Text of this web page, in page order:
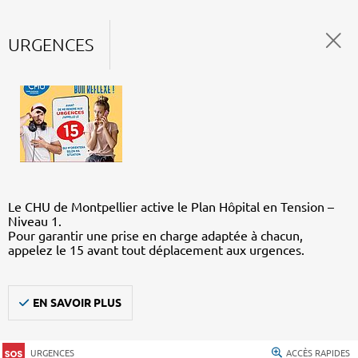
URGENCES
Le CHU de Montpellier active le Plan Hôpital en Tension –
Niveau 1.
Pour garantir une prise en charge adaptée à chacun,
appelez le 15 avant tout déplacement aux urgences.
EN SAVOIR PLUS
URGENCES ACCÈS RAPIDES